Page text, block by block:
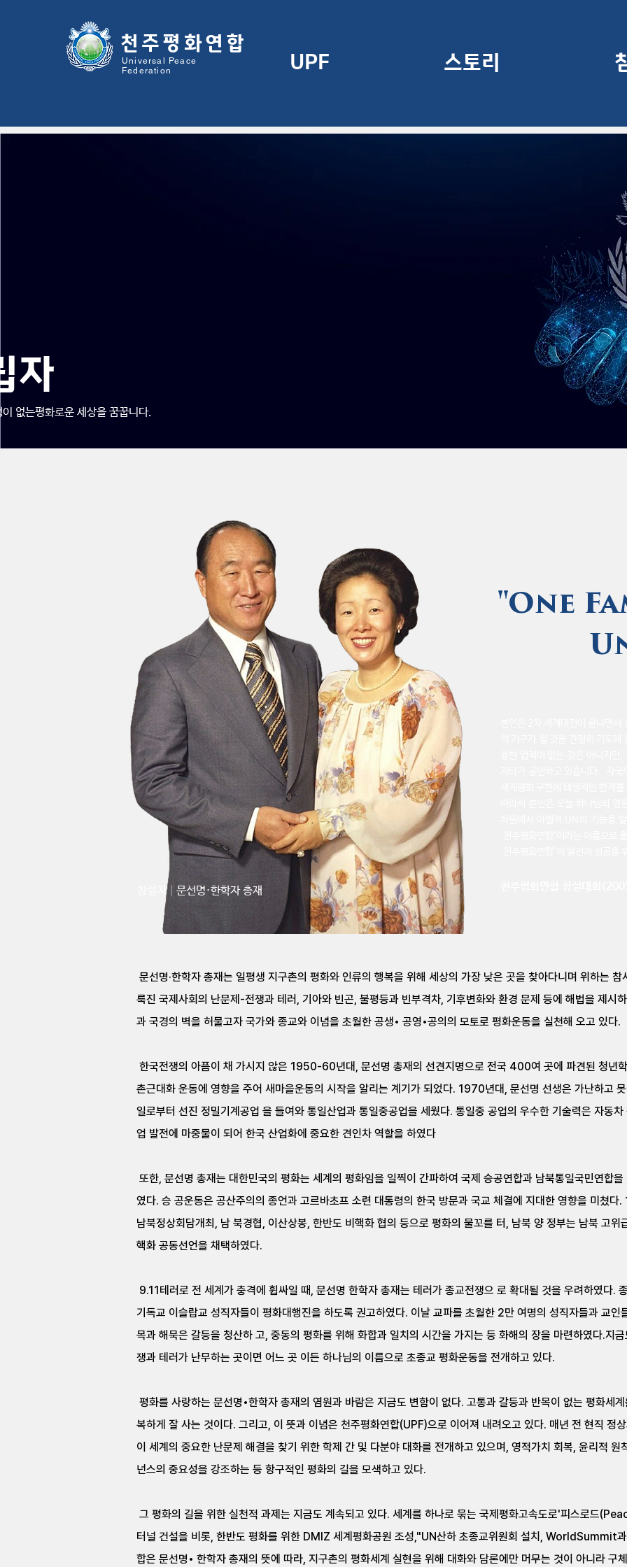
천주평화연합
Universal Peace
Federation
UPF 스토리
자
없는평화로운 세상을 꿈꿉니다.
"One
창설자│문선명·한학자 총재
문선명·한학자 총재는 일평생 지구촌의 평화와 인류의 행복을 위해 세상의 가장 낮은 곳을 찾아다니며 위하는
룩진 국제사회의 난문제-전쟁과 테러, 기아와 빈곤, 불평등과 빈부격차, 기후변화와 환경 문제 등에 해법을 제시
과 국경의 벽을 허물고자 국가와 종교와 이념을 초월한 공생• 공영•공의의 모토로 평화운동을 실천해 오고 있다.
한국전쟁의 아픔이 채 가시지 않은 1950-60년대, 문선명 총재의 선견지명으로 전국 400여 곳에 파견된 청년
촌근대화 운동에 영향을 주어 새마을운동의 시작을 알리는 계기가 되었다. 1970년대, 문선명 선생은 가난하고
일로부터 선진 정밀기계공업 을 들여와 통일산업과 통일중공업을 세웠다. 통일중 공업의 우수한 기술력은 자동
업 발전에 마중물이 되어 한국 산업화에 중요한 견인차 역할을 하였다
또한, 문선명 총재는 대한민국의 평화는 세계의 평화임을 일찍이 간파하여 국제 승공연합과 남북통일국민연합
였다. 승 공운동은 공산주의의 종언과 고르바초프 소련 대통령의 한국 방문과 국교 체결에 지대한 영향을 미쳤
남북정상회담개최, 남 북경협, 이산상봉, 한반도 비핵화 협의 등으로 평화의 물꼬를 터, 남북 양 정부는 남북 고
핵화 공동선언을 채택하였다.
9.11테러로 전 세계가 충격에 휩싸일 때, 문선명 한학자 총재는 테러가 종교전쟁으 로 확대될 것을 우려하였다.
기독교 이슬랍교 성직자들이 평화대행진을 하도록 권고하였다. 이날 교파를 초월한 2만 여명의 성직자들과 교
목과 해묵은 갈등을 청산하 고, 중동의 평화를 위해 화합과 일치의 시간을 가지는 등 화해의 장을 마련하였다.지
쟁과 테러가 난무하는 곳이면 어느 곳 이든 하나님의 이름으로 초종교 평화운동을 전개하고 있다.
평화를 사랑하는 문선명•한학자 총재의 염원과 바람은 지금도 변함이 없다. 고통과 갈등과 반목이 없는 평화세
복하게 잘 사는 것이다. 그리고, 이 뜻과 이념은 천주평화연합(UPF)으로 이어져 내려오고 있다. 매년 전 현직 정
이 세계의 중요한 난문제 해결을 찾기 위한 학제 간 및 다분야 대화를 전개하고 있으며, 영적가치 회복, 윤리적
넌스의 중요성을 강조하는 등 항구적인 평화의 길을 모색하고 있다.
그 평화의 길을 위한 실천적 과제는 지금도 계속되고 있다. 세계를 하나로 묶는 국제평화고속도로'피스로드
터널 건설을 비롯, 한반도 평화를 위한 DMIZ 세계평화공원 조성,"UN산하 초종교위원회 설치, WorldSummit
합은 문선명• 한학자 총재의 뜻에 따라, 지구촌의 평화세계 실현을 위해 대화와 담론에만 머무는 것이 아니라 구